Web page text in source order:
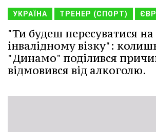
УКРАЇНА ТРЕНЕР (СПОРТ)
"Ти будеш пересуватися на
інвалідному візку":
"Динамо" поділився
відмовився від алкоголю.